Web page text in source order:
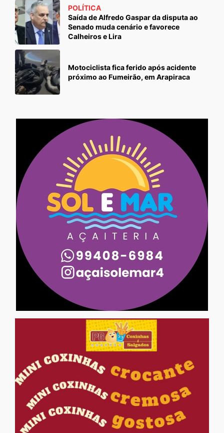
POLÍTICA
Saída de Alfredo Gaspar da disputa ao
Senado muda cenário e favorece
Calheiros e Lira
Motociclista fica ferido após acidente
próximo ao Fumeirão, em Arapiraca